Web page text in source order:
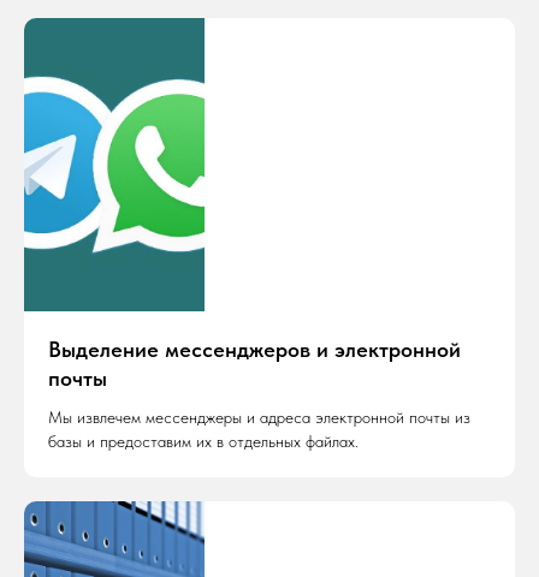
Выделение мессенджеров и электронной
почты
Мы извлечем мессенджеры и адреса электронной почты из
базы и предоставим их в отдельных файлах.